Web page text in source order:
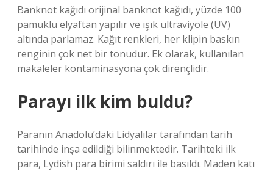
Banknot kağıdı orijinal banknot kağıdı, yüzde 100
pamuklu elyaftan yapılır ve ışık ultraviyole (UV)
altında parlamaz. Kağıt renkleri, her klipin baskın
renginin çok net bir tonudur. Ek olarak, kullanılan
makaleler kontaminasyona çok dirençlidir.
Parayı ilk kim buldu?
Paranın Anadolu’daki Lidyalılar tarafından tarih
tarihinde inşa edildiği bilinmektedir. Tarihteki ilk
para, Lydish para birimi saldırı ile basıldı. Maden katı